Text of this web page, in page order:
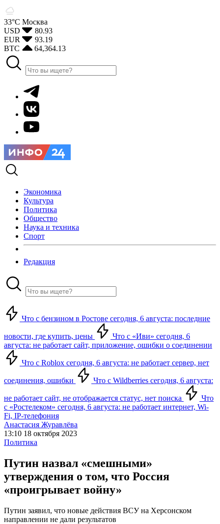
33°С Москва
USD
80.93
EUR
93.19
BTC
64,364.13
Экономика
Культура
Политика
Общество
Наука и техника
Спорт
Редакция
Что с бензином в Ростове сегодня, 6 августа: последние
новости, где купить, цены
Что с «Иви» сегодня, 6
августа: не работает сайт, приложение, ошибки о соединении
Что с Roblox сегодня, 6 августа: не работает сервер, нет
соединения, ошибки Что с Wildberries сегодня, 6 августа:
не работает сайт, не отображается статус, нет поиска
Что
с «Ростелеком» сегодня, 6 августа: не работает интернет, Wi-
Fi, IP-телефония
Анастасия Журавлёва
13:10 18 октября 2023
Политика
Путин назвал «смешными»
утверждения о том, что Россия
«проигрывает войну»
Путин заявил, что новые действия ВСУ на Херсонском
направлении не дали результатов